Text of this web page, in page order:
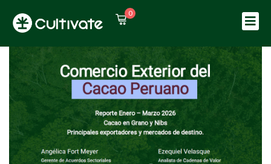
0
Sign in
Sign in
Don’t have an account?Sign up